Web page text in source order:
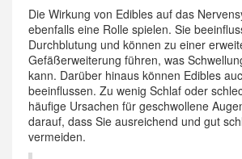
Die Wirkung von Edibles auf das
ebenfalls eine Rolle spielen. Sie
Durchblutung und können zu einer
Gefäßerweiterung führen, was
kann. Darüber hinaus können Edibles
beeinflussen. Zu wenig Schlaf oder
häufige Ursachen für geschwollene
darauf, dass Sie ausreichend und gut
vermeiden.